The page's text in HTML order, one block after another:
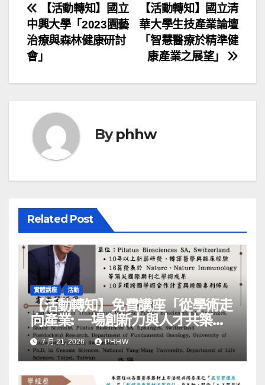
文
章
導
覽
【活動轉知】國立清
華大學生技產業論壇
「智慧醫療於精準健
康產業之展望」
【活動轉知】國立
中興大學「2023園藝
治療與森林健康研討
會」
Byphhw
Related Post
實體講座 活動
【活動轉知】免費講座「從學術走
向產業: ⼀場創新力與⼈才共築的
旅程」
7 月 21, 2026 PHHW